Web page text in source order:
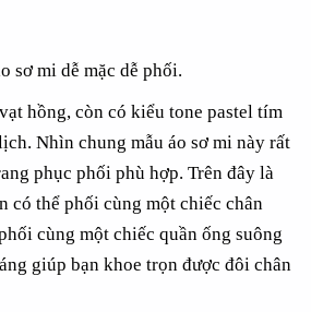
sơ mi dễ mặc dễ phối.
hồng, còn có kiểu tone pastel tím
Nhìn chung mẫu áo sơ mi này rất
phục phối phù hợp. Trên đây là
có thể phối cùng một chiếc chân
cùng một chiếc quần ống suông
giúp bạn khoe trọn được đôi chân